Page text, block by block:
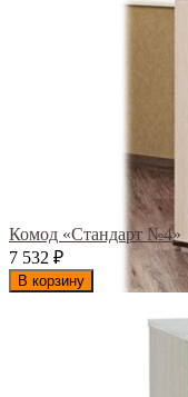
Комод «Стандарт №4»
7 532 ₽
В корзину